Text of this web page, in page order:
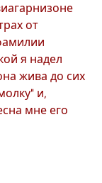
от
я надел
жива до сих
и,
мне его